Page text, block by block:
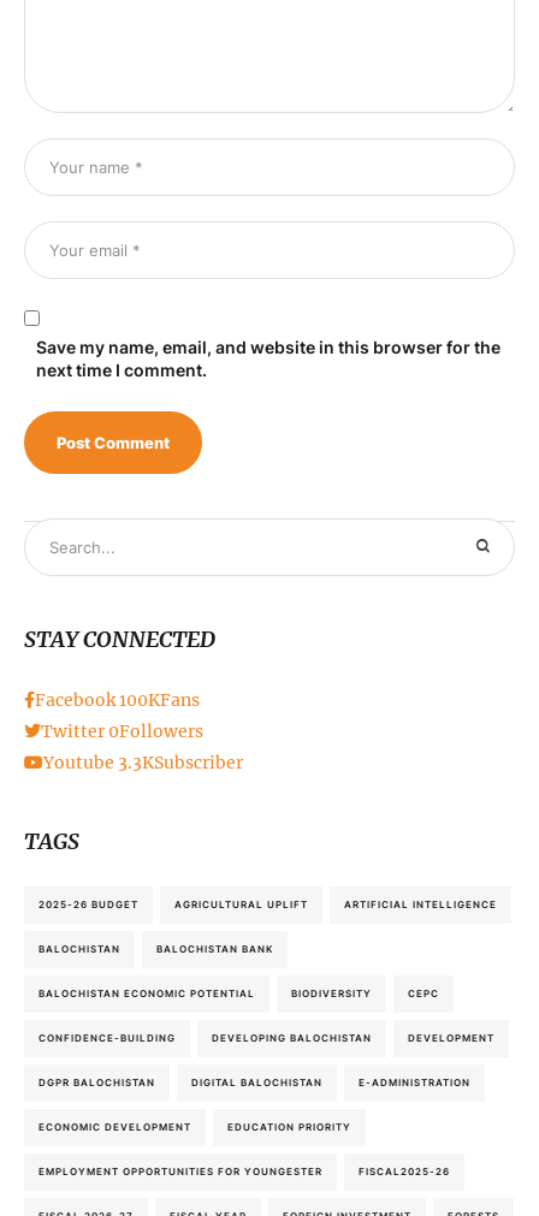
Save my name, email, and website in this browser for the
next time I comment.
STAY CONNECTED
Facebook100KFans
Twitter 0Followers
Youtube 3.3KSubscriber
TAGS
2025-26 BUDGET AGRICULTURAL UPLIFT ARTIFICIAL INTELLIGENCE
BALOCHISTAN BALOCHISTAN BANK
BALOCHISTAN ECONOMIC POTENTIAL BIODIVERSITY CEPC
CONFIDENCE-BUILDING DEVELOPING BALOCHISTAN DEVELOPMENT
DGPR BALOCHISTAN DIGITAL BALOCHISTAN E-ADMINISTRATION
ECONOMIC DEVELOPMENT EDUCATION PRIORITY
EMPLOYMENT OPPORTUNITIES FOR YOUNGESTER FISCAL2025-26